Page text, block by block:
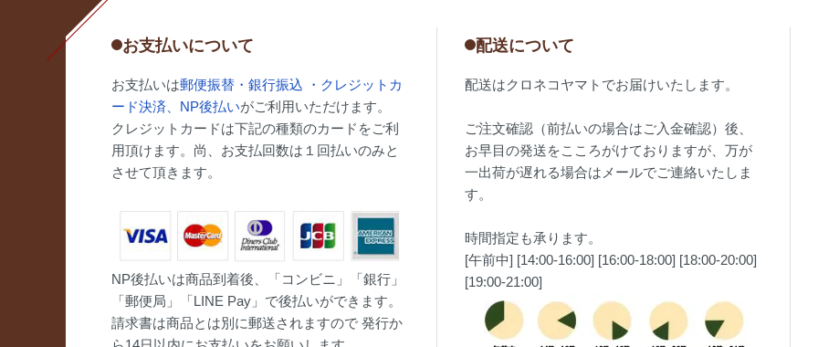
お支払いについて
お支払いは郵便振替・銀行振込 ・クレジットカ
ード決済、NP後払いがご利用いただけます。
クレジットカードは下記の種類のカードをご利
用頂けます。尚、お支払回数は１回払いのみと
させて頂きます。
NP後払いは商品到着後、「コンビニ」「銀行」
「郵便局」「LINE Pay」で後払いができます。
請求書は商品とは別に郵送されますので 発行か
配送について
配送はクロネコヤマトでお届けいたします。
ご注文確認（前払いの場合はご入金確認）後、
お早目の発送をこころがけておりますが、万が
一出荷が遅れる場合はメールでご連絡いたしま
す。
時間指定も承ります。
[午前中] [14:00-16:00] [16:00-18:00] [18:00-20:00]
[19:00-21:00]